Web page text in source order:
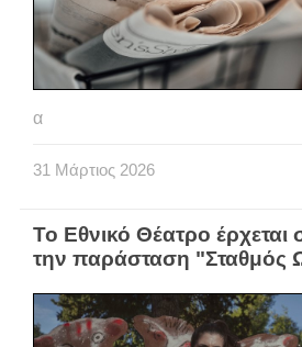
α
31 Μάρτιος 2026
Το Εθνικό Θέατρο έρχεται
την παράσταση "Σταθμός